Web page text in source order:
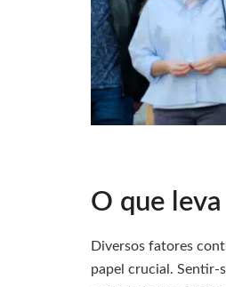
O que
Diversos fatores
papel crucial. Sentir-